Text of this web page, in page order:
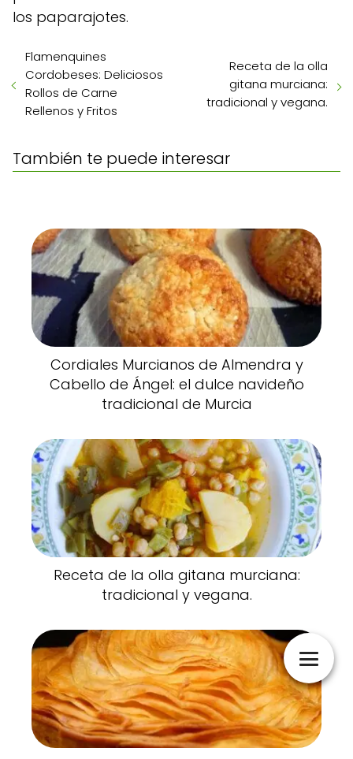
los paparajotes.
Flamenquines
Cordobeses: Deliciosos
Rollos de Carne
Rellenos y Fritos
Receta de la olla
gitana murciana:
tradicional y vegana.
También te puede interesar
Cordiales Murcianos de Almendra y
Cabello de Ángel: el dulce navideño
tradicional de Murcia
Receta de la olla gitana murciana:
tradicional y vegana.